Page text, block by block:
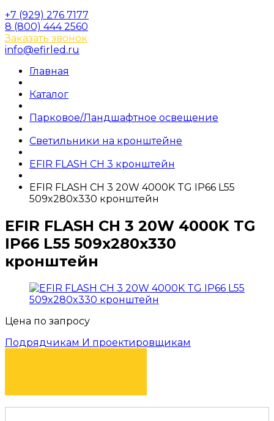
+7 (929) 276 7177
8 (800) 444 2560
Заказать звонок
info@efirled.ru
Главная
Каталог
Парковое/Ландшафтное освещение
Светильники на кронштейне
EFIR FLASH CН 3 кронштейн
EFIR FLASH СН 3 20W 4000K TG IР66 L55
509x280x330 кронштейн
EFIR FLASH СН 3 20W 4000K TG
IР66 L55 509x280x330
кронштейн
Цена по запросу
Подрядчикам И проектировщикам